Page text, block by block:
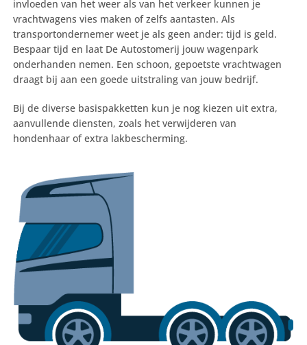
invloeden van het weer als van het verkeer kunnen je
vrachtwagens vies maken of zelfs aantasten. Als
transportondernemer weet je als geen ander: tijd is geld.
Bespaar tijd en laat De Autostomerij jouw wagenpark
onderhanden nemen. Een schoon, gepoetste vrachtwagen
draagt bij aan een goede uitstraling van jouw bedrijf.
Bij de diverse basispakketten kun je nog kiezen uit extra,
aanvullende diensten, zoals het verwijderen van
hondenhaar of extra lakbescherming.